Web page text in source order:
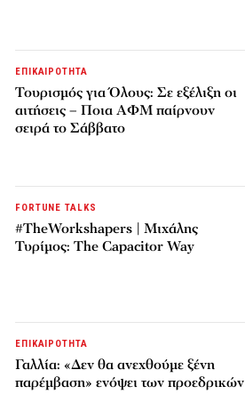
ΕΠΙΚΑΙΡΟΤΗΤΑ
Τουρισμός για Όλους: Σε εξέλιξη οι
αιτήσεις – Ποια ΑΦΜ παίρνουν
σειρά το Σάββατο
FORTUNE TALKS
#TheWorkshapers | Μιχάλης
Τυρίμος: The Capacitor Way
ΕΠΙΚΑΙΡΟΤΗΤΑ
Γαλλία: «Δεν θα ανεχθούμε ξένη
παρέμβαση» ενόψει των προεδρικών